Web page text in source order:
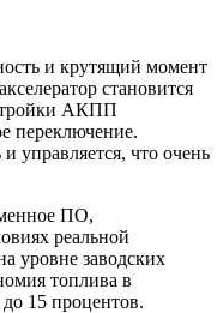
и крутящий момент
становится
АКПП
переключение.
управляется, что очень
ПО,
реальной
уровне заводских
топлива в
15 процентов.